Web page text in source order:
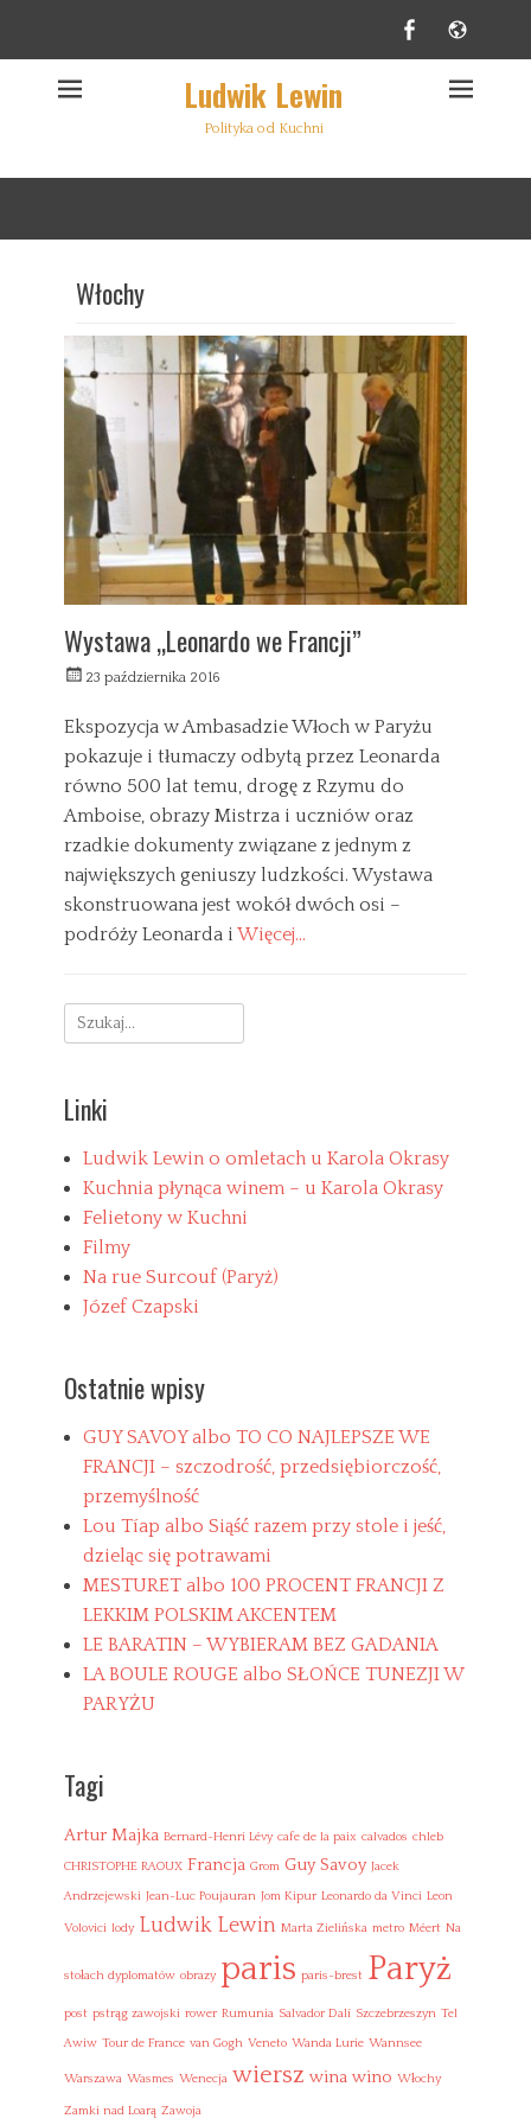
Facebook
Ludwik Lewin
Polityka od Kuchni
Włochy
Wystawa „Leonardo we Francji”
W
s
a
n
y
23 października 2016
Ekspozycja w Ambasadzie Włoch w Paryżu
pokazuje i tłumaczy odbytą przez Leonarda
równo 500 lat temu, drogę z Rzymu do
Amboise, obrazy Mistrza i uczniów oraz
rzadkie dokumenty związane z jednym z
największych geniuszy ludzkości. Wystawa
skonstruowana jest wokół dwóch osi –
podróży Leonarda i Więcej…
e
e
o
z
o
c
a
a
T
o
V
i
r
,
W
o
h
y
Z
a
Search
for:
Linki
Ludwik Lewin o omletach u Karola Okrasy
Kuchnia płynąca winem – u Karola Okrasy
Felietony w Kuchni
Filmy
Na rue Surcouf (Paryż)
Józef Czapski
Ostatnie wpisy
GUY SAVOY albo TO CO NAJLEPSZE WE
FRANCJI – szczodrość, przedsiębiorczość,
przemyślność
Lou Tíap albo Siąść razem przy stole i jeść,
dzieląc się potrawami
MESTURET albo 100 PROCENT FRANCJI Z
LEKKIM POLSKIM AKCENTEM
LE BARATIN – WYBIERAM BEZ GADANIA
LA BOULE ROUGE albo SŁOŃCE TUNEZJI W
PARYŻU
Tagi
Artur Majka Bernard-Henri Lévy cafe de la paix calvados chleb
CHRISTOPHE RAOUX Francja Grom Guy Savoy Jacek
Andrzejewski Jean-Luc Poujauran Jom Kipur Leonardo da Vinci Leon
Volovici lody Ludwik Lewin Marta Zielińska metro Méert Na
stołach dyplomatów obrazy paris paris-brest Paryż
post pstrąg zawojski rower Rumunia Salvador Dalí Szczebrzeszyn Tel
Awiw Tour de France van Gogh Veneto Wanda Lurie Wannsee
Warszawa Wasmes Wenecja wiersz wina wino Włochy
Zamki nad Loarą Zawoja